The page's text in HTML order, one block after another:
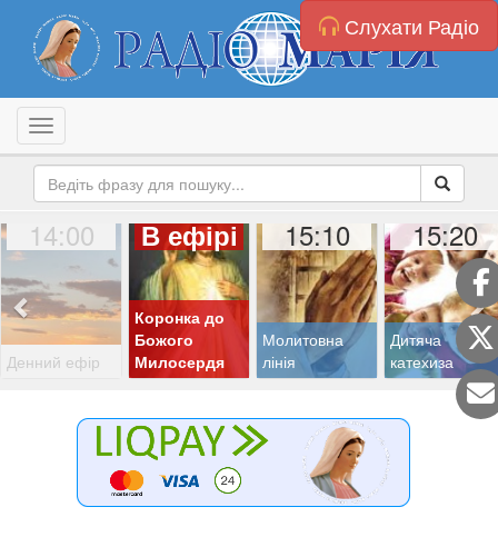
Слухати Радіо
Toggle navigation
14:00
Денний ефір
В ефірі
Коронка до
Божого
Милосердя
15:10
Молитовна
лінія
15:20
Дитяча
катехиза